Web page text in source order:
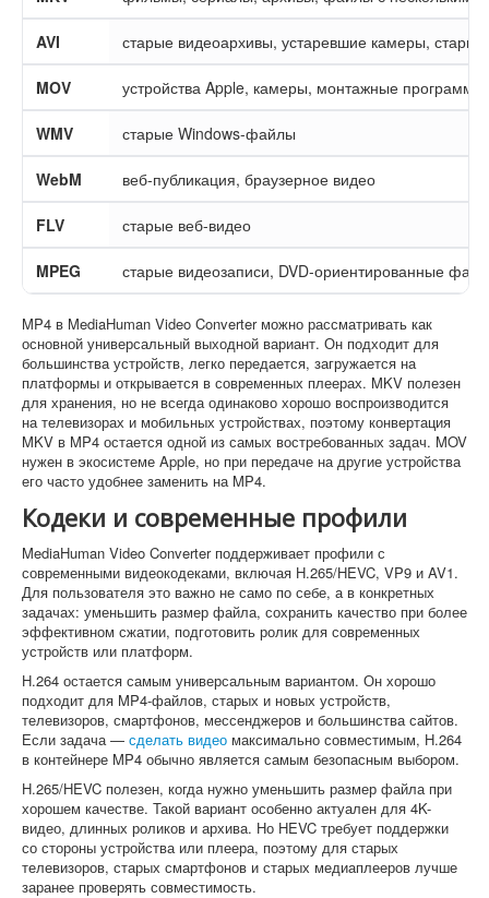
AVI старые видеоархивы, устаревшие камеры, старые
MOV устройства Apple, камеры, монтажные программы
WMV старые Windows-файлы
WebM веб-публикация, браузерное видео
FLV старые веб-видео
MPEG старые видеозаписи, DVD-ориентированные
MP4 в MediaHuman Video Converter можно рассматривать как
основной универсальный выходной вариант. Он подходит для
большинства устройств, легко передается, загружается на
платформы и открывается в современных плеерах. MKV полезен
для хранения, но не всегда одинаково хорошо воспроизводится
на телевизорах и мобильных устройствах, поэтому конвертация
MKV в MP4 остается одной из самых востребованных задач. MOV
нужен в экосистеме Apple, но при передаче на другие устройства
его часто удобнее заменить на MP4.
Кодеки и современные профили
MediaHuman Video Converter поддерживает профили с
современными видеокодеками, включая H.265/HEVC, VP9 и AV1.
Для пользователя это важно не само по себе, а в конкретных
задачах: уменьшить размер файла, сохранить качество при более
эффективном сжатии, подготовить ролик для современных
устройств или платформ.
H.264 остается самым универсальным вариантом. Он хорошо
подходит для MP4-файлов, старых и новых устройств,
телевизоров, смартфонов, мессенджеров и большинства сайтов.
Если задача — сделать видео максимально совместимым, H.264
в контейнере MP4 обычно является самым безопасным выбором.
H.265/HEVC полезен, когда нужно уменьшить размер файла при
хорошем качестве. Такой вариант особенно актуален для 4K-
видео, длинных роликов и архива. Но HEVC требует поддержки
со стороны устройства или плеера, поэтому для старых
телевизоров, старых смартфонов и старых медиаплееров лучше
заранее проверять совместимость.